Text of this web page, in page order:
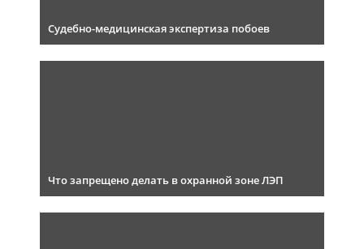
Судебно-медицинская экспертиза побоев
Что запрещено делать в охранной зоне ЛЭП